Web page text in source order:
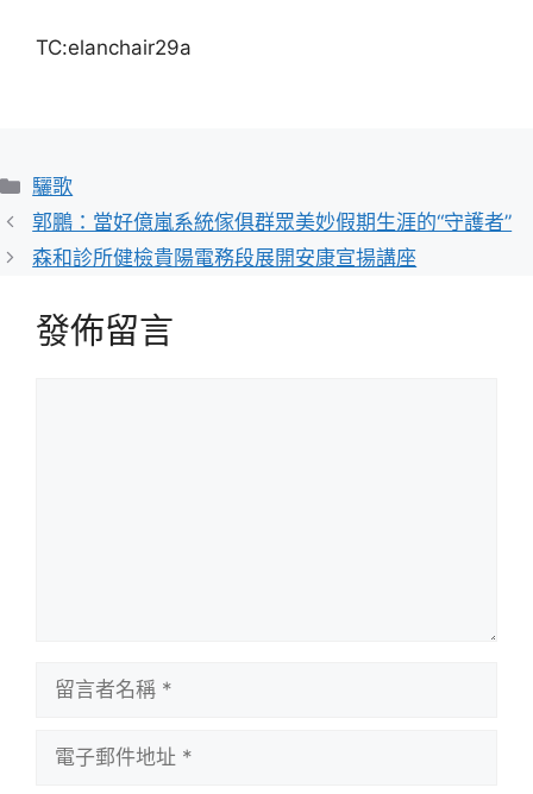
TC:elanchair29a
分
類
驪歌
郭鵬：當好億嵐系統傢俱群眾美妙假期生涯的“守護者”
森和診所健檢貴陽電務段展開安康宣揚講座
發佈留言